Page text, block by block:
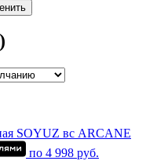
SOYUZ вс ARCANE
по 4 998 руб.